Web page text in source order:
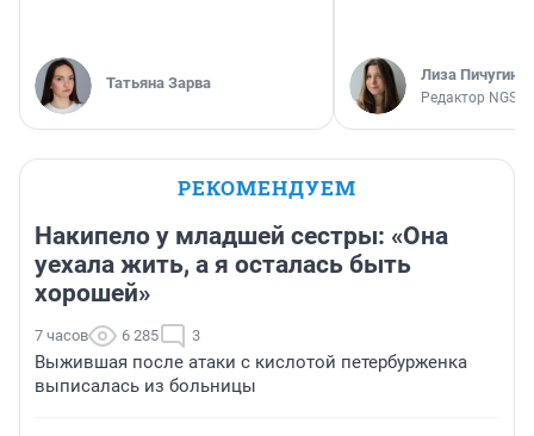
Татьяна Зарва Лиза Пичугина
Редактор
РЕКОМЕНДУЕМ
Накипело у младшей сестры: «Она
уехала жить, а я осталась быть
хорошей»
7 часов 6 285 3
Выжившая после атаки с кислотой петербурженка
выписалась из больницы